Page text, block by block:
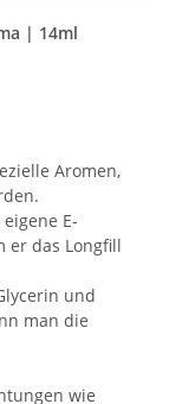
| 14ml
Aromen,
E-
er das Longfill
und
man die
wie